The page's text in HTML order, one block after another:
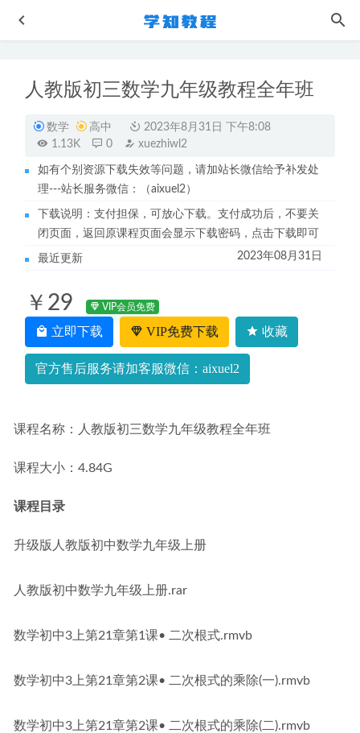
人教版初三数学九年级教程全年班
数学 高中
2023年8月31日 下午8:08
1.13K
0 xuezhiwl2
如有个别资源下载失效等问题，请加站长微信给予补发处
理---站长服务微信：（aixuel2）
下载说明：支付担保，可放心下载。支付成功后，不要关
闭页面，返回原课程页面会显示下载密码，点击下载即可
最近更新 2023年08月31日
￥29 VIP会员免费
立即下载 VIP免费下载 收藏
官方售后服务请加客服微信：aixuel2
课程名称：人教版初三数学九年级教程全年班
课程大小：4.84G
课程目录
升级版人教版初中数学九年级上册
人教版初中数学九年级上册.rar
数学初中3上第21章第1课• 二次根式.rmvb
数学初中3上第21章第2课• 二次根式的乘除(一).rmvb
数学初中3上第21章第2课• 二次根式的乘除(二).rmvb
【斑马语文】小学语文网课教学视频
陆琪的人生成长系列课 2023-03-24
翻译等 2022-12-02
习教程 2023-06-23
深度之眼-Python 编程高手之路网课视频教程+讲义
23